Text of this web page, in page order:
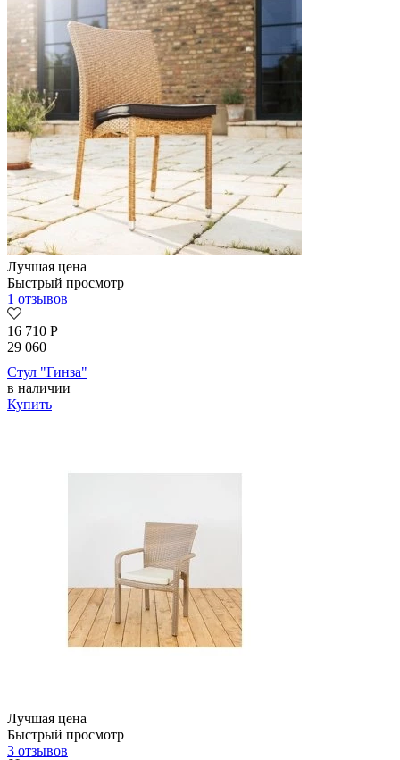
Лучшая цена
Быстрый просмотр
1 отзывов
16 710 Р
29 060
Стул "Гинза"
в наличии
Купить
Лучшая цена
Быстрый просмотр
3 отзывов